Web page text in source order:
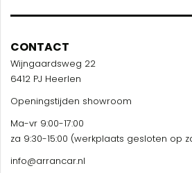
CONTACT
Wijngaardsweg 22
6412 PJ Heerlen
Openingstijden showroom
Ma-vr 9:00-17:00
za 9:30-15:00 (werkplaats gesloten op
info@arrancar.nl